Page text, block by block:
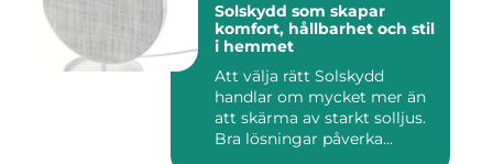
Solskydd som skapar
komfort, hållbarhet och stil
i hemmet
Att välja rätt Solskydd
handlar om mycket mer än
att skärma av starkt solljus.
Bra lösningar påverka...